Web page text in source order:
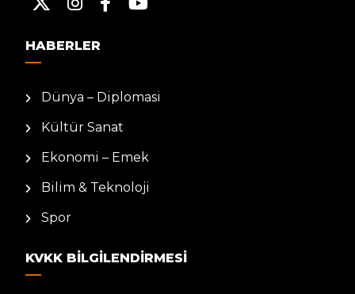
HABERLER
Dünya – Diplomasi
Kültür Sanat
Ekonomi – Emek
Bilim & Teknoloji
Spor
KVKK BILGILENDIRMESI